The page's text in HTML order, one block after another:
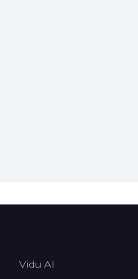
Vidu AI